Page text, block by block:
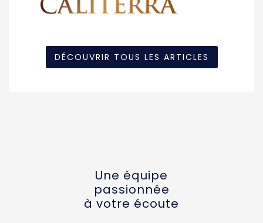
DÉCOUVRIR TOUS LES ARTICLES
Une équipe
passionnée
à votre écoute